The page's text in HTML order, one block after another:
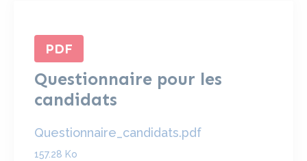
PDF
Questionnaire pour les
candidats
Questionnaire_candidats.pdf
157.28 Ko